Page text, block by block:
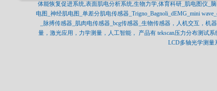
体能恢复促进系统,表面肌电分析系统,生物力学,体育科研_肌电图仪_
电图_神经肌电图_单差分肌电传感器_Trigno_Bagnoli_dEMG_mini
_脉搏传感器_肌肉电传感器_bcg传感器_生物传感器，人机交互，
量，激光应用，力学测量，人工智能， 产品有 tekscan压力分布测试
LCD多轴光学测量